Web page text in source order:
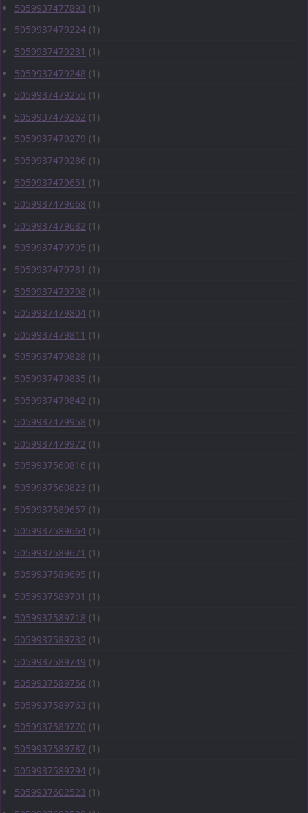
5059937477893 (1)
5059937479224 (1)
5059937479231 (1)
5059937479248 (1)
5059937479255 (1)
5059937479262 (1)
5059937479279 (1)
5059937479286 (1)
5059937479651 (1)
5059937479668 (1)
5059937479682 (1)
5059937479705 (1)
5059937479781 (1)
5059937479798 (1)
5059937479804 (1)
5059937479811 (1)
5059937479828 (1)
5059937479835 (1)
5059937479842 (1)
5059937479958 (1)
5059937479972 (1)
5059937560816 (1)
5059937560823 (1)
5059937589657 (1)
5059937589664 (1)
5059937589671 (1)
5059937589695 (1)
5059937589701 (1)
5059937589718 (1)
5059937589732 (1)
5059937589749 (1)
5059937589756 (1)
5059937589763 (1)
5059937589770 (1)
5059937589787 (1)
5059937589794 (1)
5059937602523 (1)